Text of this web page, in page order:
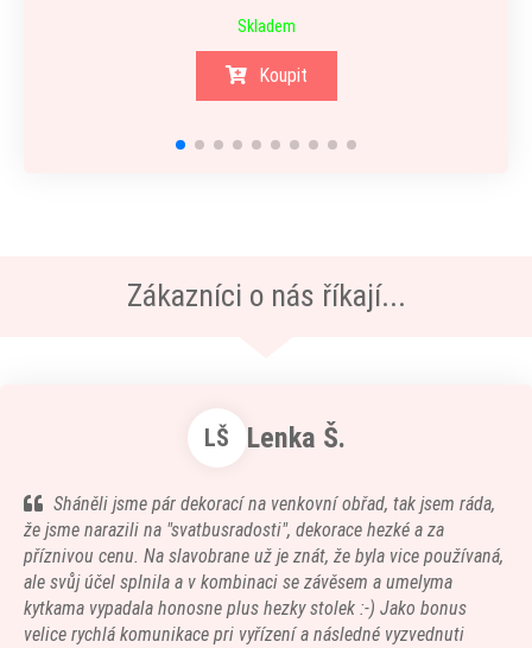
Skladem
Koupit
Zákazníci o nás říkají...
LŠ Lenka Š.
Sháněli jsme pár dekorací na venkovní obřad, tak jsem ráda,
že jsme narazili na "svatbusradosti", dekorace hezké a za
příznivou cenu. Na slavobrane už je znát, že byla vice používaná,
ale svůj účel splnila a v kombinaci se závěsem a umelyma
kytkama vypadala honosne plus hezky stolek :-) Jako bonus
velice rychlá komunikace pri vyřízení a následné vyzvednuti